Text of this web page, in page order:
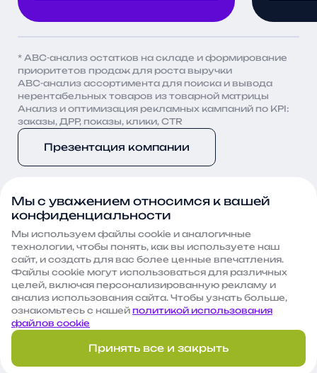
Презентация компании
* ABC-анализ остатков на складе и формирование
приоритетов продаж для роста выручки
ABC-анализ ассортимента для поиска и вывода
нерентабельных товаров из товарной матрицы
Анализ и оптимизация рекламных кампаний по KPI:
заказы, ДРР, показы, клики, CTR
Часто задаваемые
вопросы
Какие документы нужно
предоставить для начала работы
на маркетплейсе?
Осуществляется ли поддержка
Мы с уважением относимся к вашей
конфиденциальности
Мы используем файлы сооkie и аналогичные
технологии, чтобы понять, как вы используете наш
сайт, и создать для вас более ценные впечатления.
Файлы сооkie могут использоваться для различных
целей, включая персонализированную рекламу и
анализ использования сайта. Чтобы узнать больше,
ознакомьтесь с нашей политикой использования
файлов cookie
Принять все и закрыть